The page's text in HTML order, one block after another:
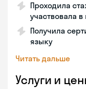
Проходила
участвовала
Получила
языку
Читать дальше
Услуги и